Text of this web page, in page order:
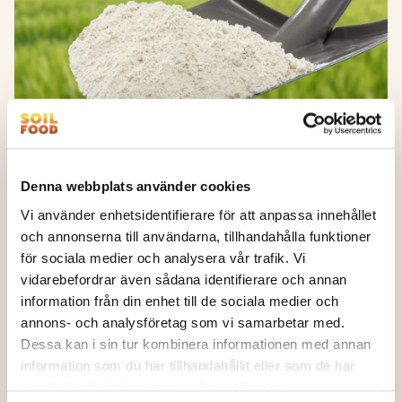
Denna webbplats använder cookies
Vi använder enhetsidentifierare för att anpassa innehållet
och annonserna till användarna, tillhandahålla funktioner
för sociala medier och analysera vår trafik. Vi
vidarebefordrar även sådana identifierare och annan
information från din enhet till de sociala medier och
annons- och analysföretag som vi samarbetar med.
Dessa kan i sin tur kombinera informationen med annan
information som du har tillhandahållit eller som de har
Effektkalk kan spridas på våren före sådd samt
under höst och vinter när marken bär.
Fosforinnehållet ska räknas in i gårdens
fosforbalans.
Soilfood Effektkalk II
URSPRUNGSLAND: Sverige
När pH-värdet behöver höjas snabbt är Soilfood
Effektkalk rätt val.
Effektkalk är en finmald och kalciumrik kalk med
hög neutralisering…